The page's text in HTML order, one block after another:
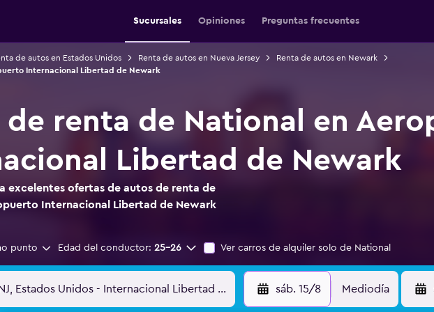
Sucursales Opiniones Preguntas frecuentes
de autos en Estados Unidos Renta de autos en Nueva Jersey
Renta de autos en Newark
Internacional Libertad de Newark
de renta de National en
Libertad de Newark
excelentes ofertas de autos de renta de
Internacional Libertad de Newark
punto Edad del conductor: 25-26 Ver carros de alquiler solo de National
sáb. 15/8 Mediodía